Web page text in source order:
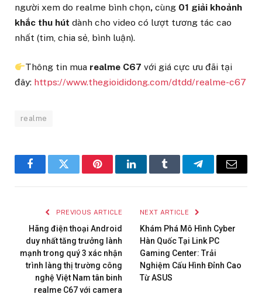
người xem do realme bình chọn, cùng 01 giải khoảnh
khắc thu hút dành cho video có lượt tương tác cao
nhất (tim, chia sẻ, bình luận).
Thông tin mua realme C67 với giá cực ưu đãi tại
đây: https://www.thegioididong.com/dtdd/realme-c67
realme
FacebookTwitter PinterestLinkedInTumblr TelegramEmail
PREVIOUS ARTICLE
Hãng điện thoại Android
duy nhất tăng trưởng lành
mạnh trong quý 3 xác nhận
trình làng thị trường công
nghệ Việt Nam tân binh
realme C67 với camera
NEXT ARTICLE
Khám Phá Mô Hình Cyber
Hàn Quốc Tại Link PC
Gaming Center: Trải
Nghiệm Cấu Hình Đỉnh Cao
Từ ASUS